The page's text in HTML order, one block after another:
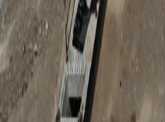
Anunțuri publice